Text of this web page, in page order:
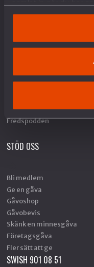
Arbete mot vapenexport
Nedrustning
Militäravtalet med USA
Situationen i Palestina och
Hållbar fred och säkerhet
Fredstidningen PAX
Fredspodden
STÖD OSS
Bli medlem
Ge en gåva
Gåvoshop
Gåvobevis
Skänk en minnesgåva
Företagsgåva
Fler sätt att ge
SWISH 901 08 51